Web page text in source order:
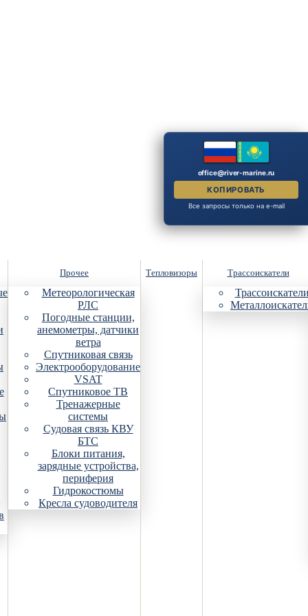
Прочее
Метеорологическая
РЛС
Погодные станции,
анемометры, датчики
ветра
Спутниковая связь
Электрооборудование
VSAT
Спутниковое ТВ
Тренажерные
системы
Судовая связь КВУ
БТС
Блоки питания,
зарядные устройства,
периферия
Гидрокостюмы
Кресла судоводителя
Тепловизоры Трассоискатели
office@river-marine.ru
КОПИРОВАТЬ
Все запросы только на e-mail